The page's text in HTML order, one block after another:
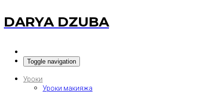
DARYA DZUBA
Toggle navigation
Уроки
Уроки макияжа